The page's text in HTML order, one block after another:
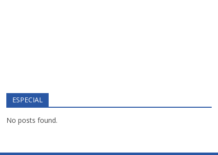
ESPECIAL
No posts found.